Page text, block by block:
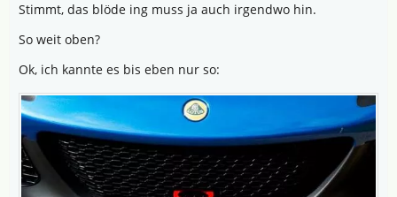
Stimmt, das blöde ing muss ja auch irgendwo hin.
So weit oben?
Ok, ich kannte es bis eben nur so: